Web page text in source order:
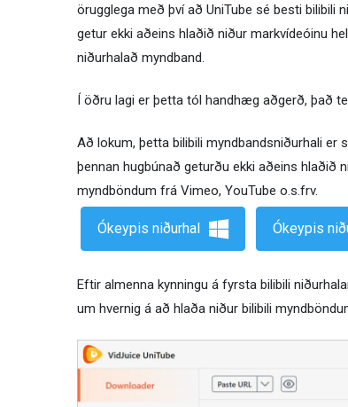
örugglega með því að UniTube sé besti bilibili
getur ekki aðeins hlaðið niður markvídeóinu
niðurhalað myndband.
Í öðru lagi er þetta tól handhæg aðgerð, það
Að lokum, þetta bilibili myndbandsniðurhali
þennan hugbúnað geturðu ekki aðeins hlaðið
myndböndum frá Vimeo, YouTube o.s.frv.
Ókeypis niðurhal Ókeypis
Eftir almenna kynningu á fyrsta bilibili
um hvernig á að hlaða niður bilibili